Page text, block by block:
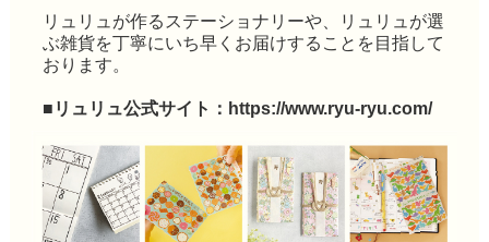
リュリュが作るステーショナリーや、リュリュが選
ぶ雑貨を丁寧にいち早くお届けすることを目指して
おります。
■リュリュ公式サイト： https://www.ryu-ryu.com/